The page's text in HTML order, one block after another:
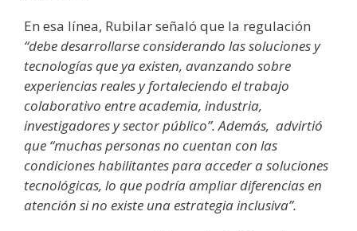
En esa línea, Rubilar señaló que la regulación
“debe desarrollarse considerando las soluciones y
tecnologías que ya existen, avanzando sobre
experiencias reales y fortaleciendo el trabajo
colaborativo entre academia, industria,
investigadores y sector público”. Además, advirtió
que “muchas personas no cuentan con las
condiciones habilitantes para acceder a soluciones
tecnológicas, lo que podría ampliar diferencias en
atención si no existe una estrategia inclusiva”.